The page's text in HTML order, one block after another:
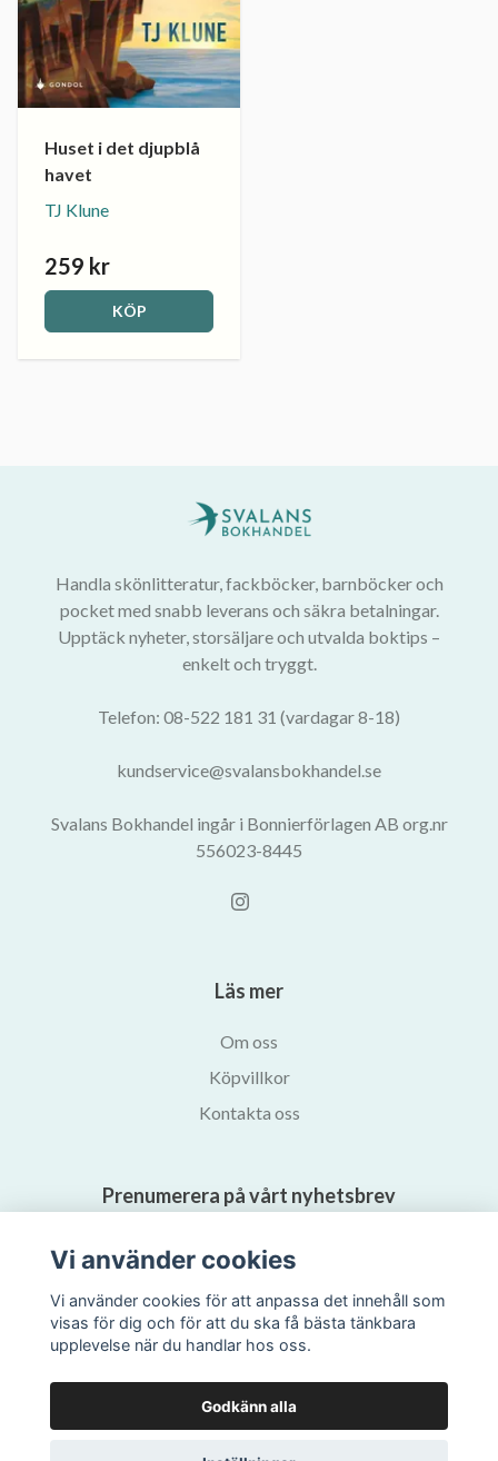
Huset i det djupblå
havet
TJ Klune
259 kr
KÖP
Handla skönlitteratur, fackböcker, barnböcker och
pocket med snabb leverans och säkra betalningar.
Upptäck nyheter, storsäljare och utvalda boktips –
enkelt och tryggt.
Telefon: 08-522 181 31 (vardagar 8-18)
kundservice@svalansbokhandel.se
Svalans Bokhandel ingår i Bonnierförlagen AB org.nr
556023-8445
Läs mer
Om oss
Köpvillkor
Kontakta oss
Prenumerera på vårt nyhetsbrev
Vi använder cookies
Vi använder cookies för att anpassa det innehåll som
visas för dig och för att du ska få bästa tänkbara
upplevelse när du handlar hos oss.
Godkänn alla